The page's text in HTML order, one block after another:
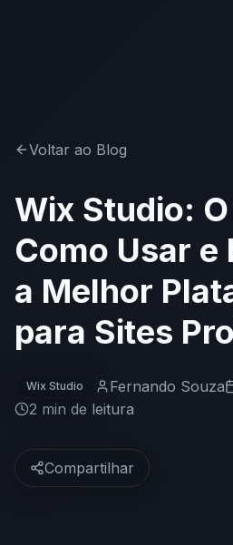
Voltar ao Blog
Wix Studio: O
Como Usar e
a Melhor
para Sites
Wix Studio Fernando Souza
2 min de leitura
Compartilhar